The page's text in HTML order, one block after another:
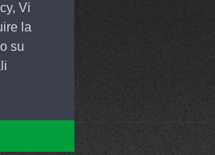
Vi
la
su